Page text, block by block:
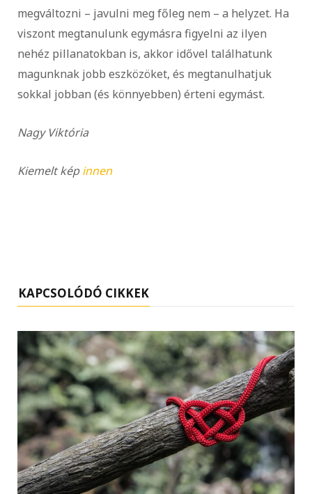
megváltozni – javulni meg főleg nem – a helyzet. Ha
viszont megtanulunk egymásra figyelni az ilyen
nehéz pillanatokban is, akkor idővel találhatunk
magunknak jobb eszközöket, és megtanulhatjuk
sokkal jobban (és könnyebben) érteni egymást.
Nagy Viktória
Kiemelt képinnen
KAPCSOLÓDÓ CIKKEK